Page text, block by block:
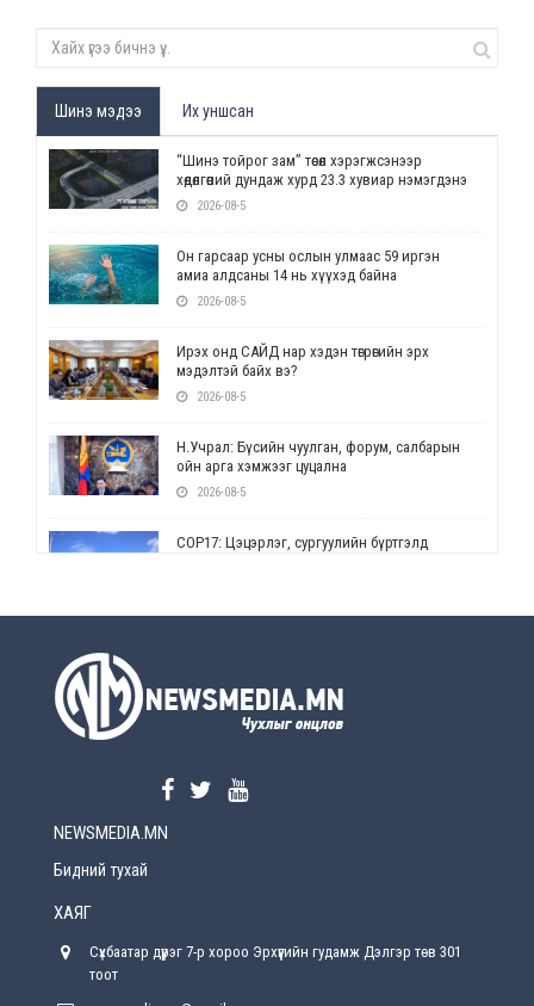
Шинэ мэдээ Их уншсан
“Шинэ тойрог зам” төсөл хэрэгжсэнээр
хөдөлгөөний дундаж хурд 23.3 хувиар нэмэгдэнэ
2026-08-5
Он гарсаар усны ослын улмаас 59 иргэн
амиа алдсаны 14 нь хүүхэд байна
2026-08-5
Ирэх онд САЙД нар хэдэн төгрөгийн эрх
мэдэлтэй байх вэ?
2026-08-5
Н.Учрал: Бүсийн чуулган, форум, салбарын
ойн арга хэмжээг цуцална
2026-08-5
СОР17: Цэцэрлэг, сургуулийн бүртгэлд
2026-08-5
2026-08-5
хүрсэн өгөөжөөрөө ажлаа үнэлж, хэрэгжилтээ
NEWSMEDIA.MN
Бидний тухай
ХАЯГ
Сүхбаатар дүүрэг 7-р хороо Эрхүүгийн гудамж Дэлгэр төв 301
тоот